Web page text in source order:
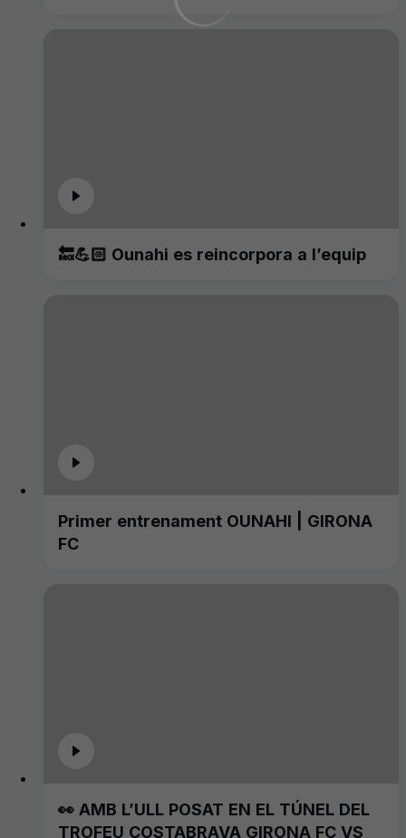
🔙💪🏻 Ounahi es reincorpora a l’equip
Primer entrenament OUNAHI | GIRONA
FC
👀 AMB L’ULL POSAT EN EL TÚNEL DEL
TROFEU COSTABRAVA GIRONA FC VS